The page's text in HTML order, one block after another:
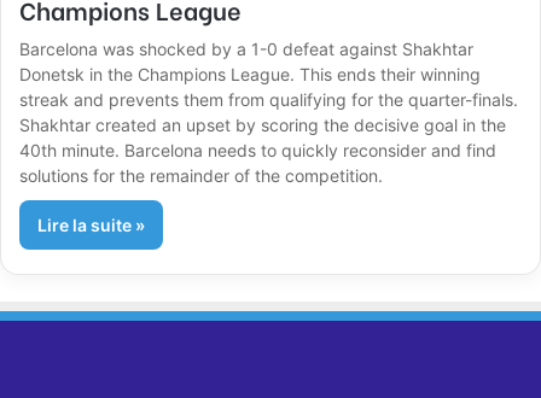
Champions League
Barcelona was shocked by a 1-0 defeat against Shakhtar
Donetsk in the Champions League. This ends their winning
streak and prevents them from qualifying for the quarter-finals.
Shakhtar created an upset by scoring the decisive goal in the
40th minute. Barcelona needs to quickly reconsider and find
solutions for the remainder of the competition.
Lire la suite »